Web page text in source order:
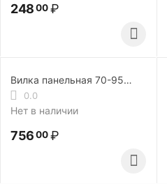
24800 ₽
Вилка панельная 70-95
ISQ0028
0.0
Нет в наличии
75600 ₽